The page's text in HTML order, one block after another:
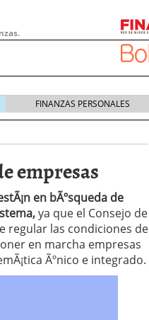
Mexicanos Antes de
FINANZAS PERSONALES
empresas
en bÃºsqueda de
ya que el Consejo de
regular las condiciones de
en marcha empresas
Ãºnico e integrado.